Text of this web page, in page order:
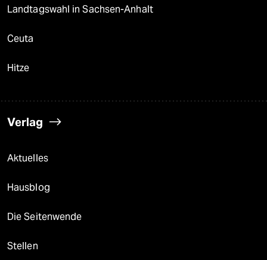
Landtagswahl in Sachsen-Anhalt
Ceuta
Hitze
Verlag
Aktuelles
Hausblog
Die Seitenwende
Stellen